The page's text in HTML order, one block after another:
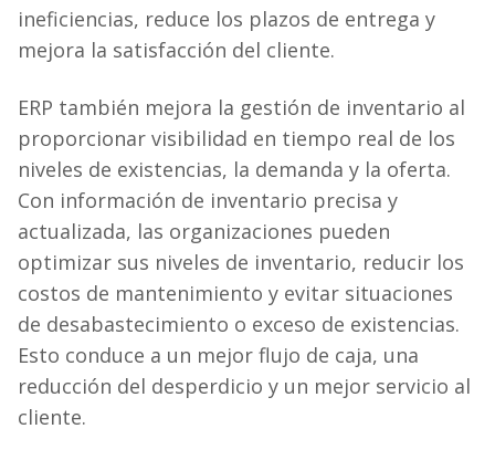
ineficiencias, reduce los plazos de entrega y
mejora la satisfacción del cliente.
ERP también mejora la gestión de inventario al
proporcionar visibilidad en tiempo real de los
niveles de existencias, la demanda y la oferta.
Con información de inventario precisa y
actualizada, las organizaciones pueden
optimizar sus niveles de inventario, reducir los
costos de mantenimiento y evitar situaciones
de desabastecimiento o exceso de existencias.
Esto conduce a un mejor flujo de caja, una
reducción del desperdicio y un mejor servicio al
cliente.